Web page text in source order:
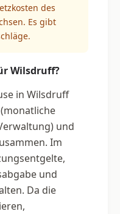
des
Es gibt
Wilsdruff?
in Wilsdruff
(monatliche
und
Im
und
Da die